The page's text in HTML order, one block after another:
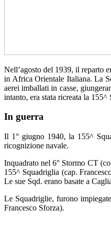
Nell’agosto del 1939, il reparto
in Africa Orientale Italiana. La
aerei imballati in casse,
intanto, era stata ricreata la
In guerra
Il 1° giugno 1940, la 155^
ricognizione navale.
Inquadrato nel 6° Stormo CT
155^ Squadriglia (cap.
Le sue Sqd. erano basate a
Le Squadriglie, furono
Francesco Sforza).